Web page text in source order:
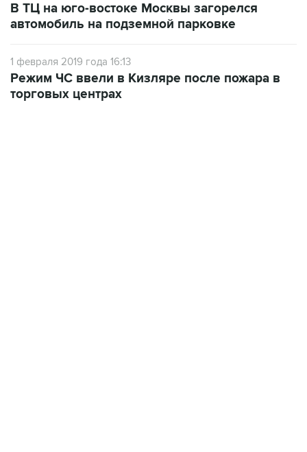
В ТЦ на юго-востоке Москвы загорелся
автомобиль на подземной парковке
1 февраля 2019 года 16:13
Режим ЧС ввели в Кизляре после пожара в
торговых центрах